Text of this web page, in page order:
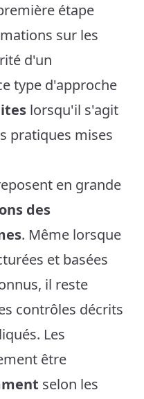
étape
sur les
d'un
type d'approche
lorsqu'il s'agit
pratiques mises
en grande
des
. Même lorsque
et basées
il reste
contrôles décrits
Les
être
selon les